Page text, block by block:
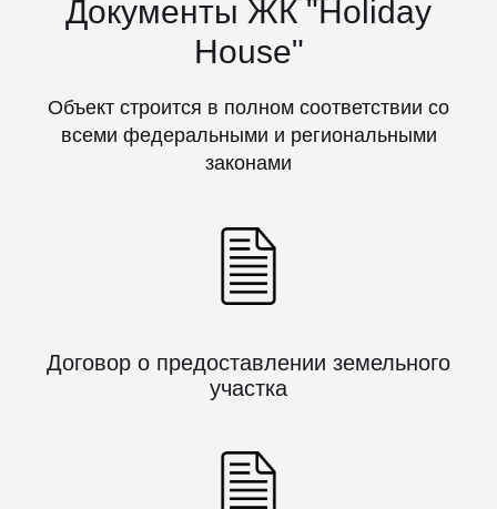
Документы ЖК "Holiday
House"
Объект строится в полном соответствии со
всеми федеральными и региональными
законами
Договор о предоставлении земельного
участка